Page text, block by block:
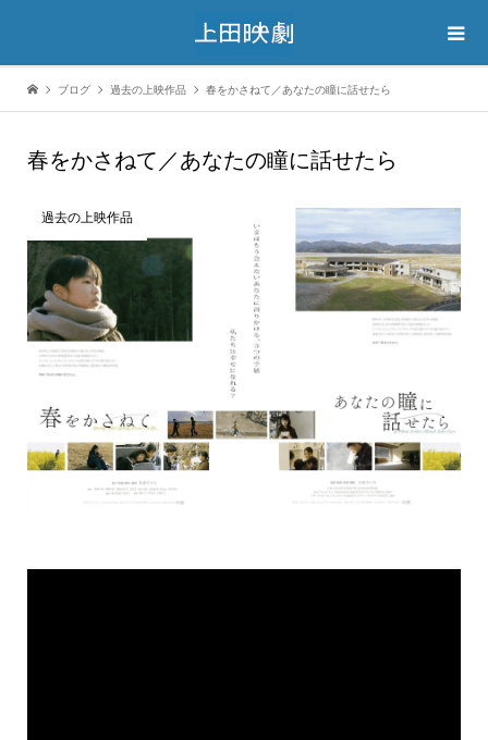
ブログ 過去の上映作品 春をかさねて／あなたの瞳に話せたら
春をかさねて／あなたの瞳に話せたら
過去の上映作品